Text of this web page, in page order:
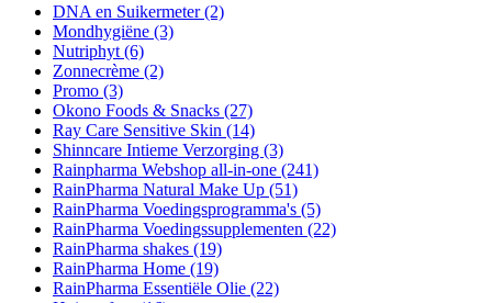
DNA en Suikermeter(2)
Mondhygiëne (3)
Nutriphyt (6)
Zonnecrème (2)
Promo (3)
Okono Foods & Snacks (27)
Ray Care Sensitive Skin (14)
Shinncare Intieme Verzorging (3)
Rainpharma Webshop all-in-one (241)
RainPharma Natural Make Up (51)
RainPharma Voedingsprogramma's (5)
RainPharma Voedingssupplementen (22)
RainPharma shakes (19)
RainPharma Home (19)
RainPharma Essentiële Olie (22)